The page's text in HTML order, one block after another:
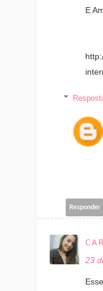
E
Responder
23